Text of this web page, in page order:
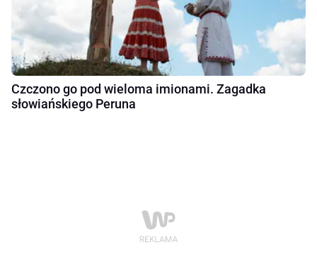
Czczono go pod wieloma imionami. Zagadka
słowiańskiego Peruna